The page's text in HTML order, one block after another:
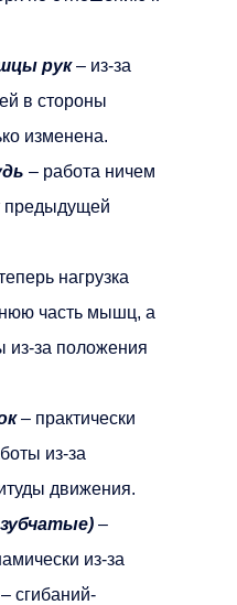
рук– из-за
в стороны
изменена.
– работа ничем
предыдущей
нагрузка
часть мышц, а
за положения
– практически
из-за
движения.
–
из-за
сгибаний-